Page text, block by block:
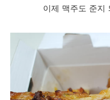
이제 맥주도 준지